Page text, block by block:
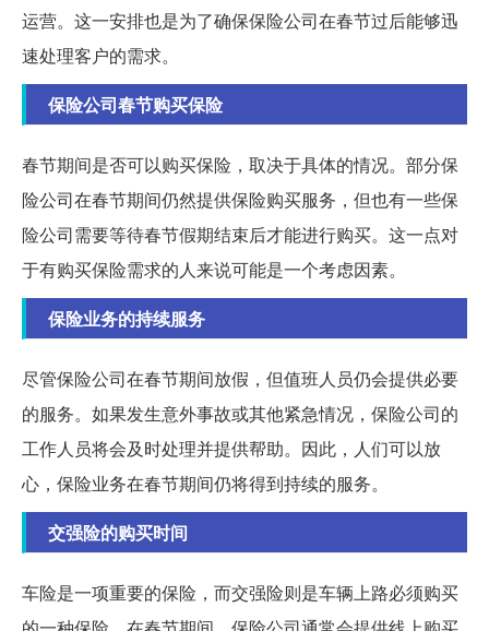
运营。这一安排也是为了确保保险公司在春节过后能够迅
速处理客户的需求。
保险公司春节购买保险
春节期间是否可以购买保险，取决于具体的情况。部分保
险公司在春节期间仍然提供保险购买服务，但也有一些保
险公司需要等待春节假期结束后才能进行购买。这一点对
于有购买保险需求的人来说可能是一个考虑因素。
保险业务的持续服务
尽管保险公司在春节期间放假，但值班人员仍会提供必要
的服务。如果发生意外事故或其他紧急情况，保险公司的
工作人员将会及时处理并提供帮助。因此，人们可以放
心，保险业务在春节期间仍将得到持续的服务。
交强险的购买时间
车险是一项重要的保险，而交强险则是车辆上路必须购买